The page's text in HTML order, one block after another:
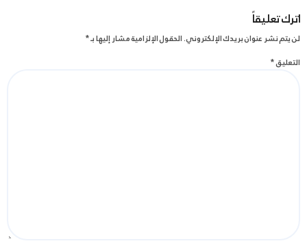
اترك تعليقاً
لن يتم نشر عنوان بريدك الإلكتروني.الحقول الإلزامية مشار إليها بـ*
التعليق*